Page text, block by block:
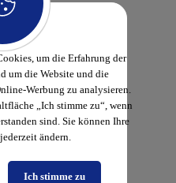
um die Erfahrung der
um die Website und die
Werbung zu analysieren.
„Ich stimme zu“, wenn
sind. Sie können Ihre
ändern.
Ich stimme zu